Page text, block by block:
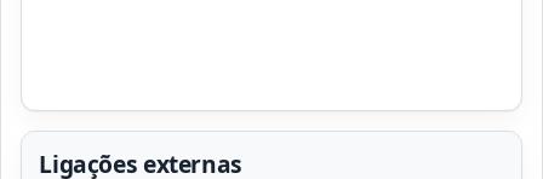
Ligações externas